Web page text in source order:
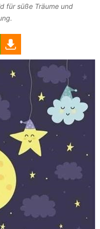
für süße Träume und